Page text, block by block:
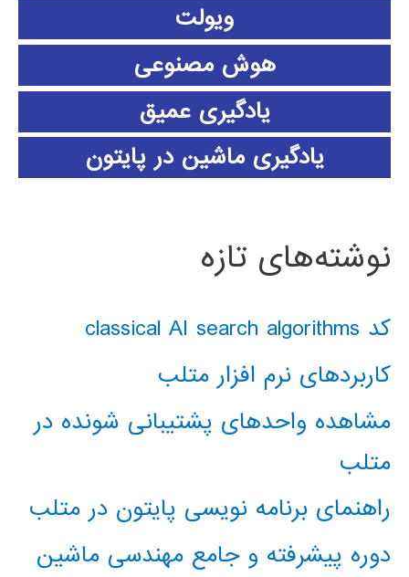
ویولت
هوش مصنوعی
یادگیری عمیق
یادگیری ماشین در پایتون
نوشته‌های تازه
کد classical AI search algorithms
کاربردهای نرم افزار متلب
مشاهده واحدهای پشتیبانی شونده در
متلب
راهنمای برنامه نویسی پایتون در متلب
دوره پیشرفته و جامع مهندسی ماشین